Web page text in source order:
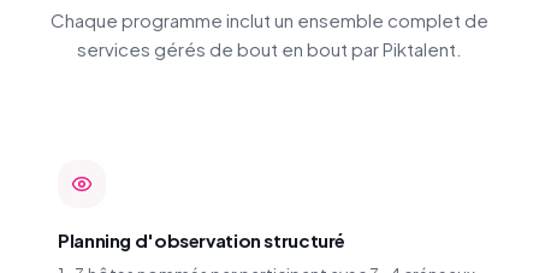
Chaque programme inclut un ensemble complet de
services gérés de bout en bout par Piktalent.
Planning d'observation structuré